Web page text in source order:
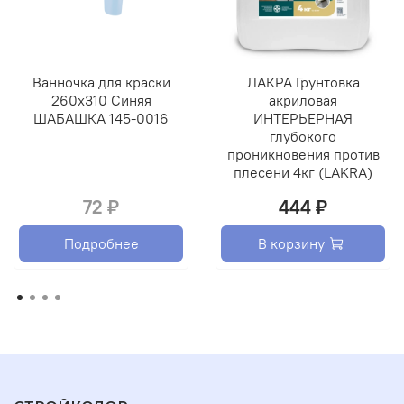
Ванночка для краски
260х310 Синяя
ШАБАШКА 145-0016
72 ₽
Подробнее
ЛАКРА Грунтовка
акриловая
ИНТЕРЬЕРНАЯ
глубокого
проникновения против
плесени 4кг (LAKRA)
444 ₽
В корзину